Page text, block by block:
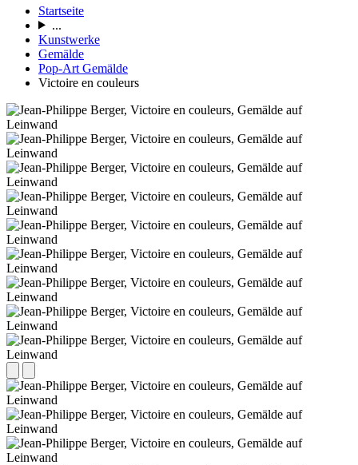
Startseite
...
Kunstwerke
Gemälde
Pop-Art Gemälde
Victoire en couleurs